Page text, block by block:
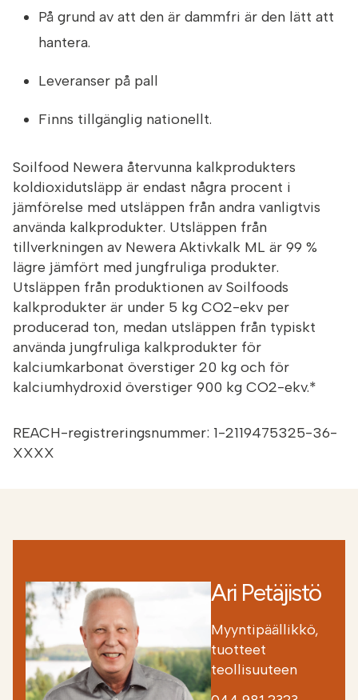
På grund av att den är dammfri är den lätt att
hantera.
Leveranser på pall
Finns tillgänglig nationellt.
Soilfood Newera återvunna kalkprodukters
koldioxidutsläpp är endast några procent i
jämförelse med utsläppen från andra vanligtvis
använda kalkprodukter. Utsläppen från
tillverkningen av Newera Aktivkalk ML är 99 %
lägre jämfört med jungfruliga produkter.
Utsläppen från produktionen av Soilfoods
kalkprodukter är under 5 kg CO2-ekv per
producerad ton, medan utsläppen från typiskt
använda jungfruliga kalkprodukter för
kalciumkarbonat överstiger 20 kg och för
kalciumhydroxid överstiger 900 kg CO2-ekv.*
REACH-registreringsnummer: 1-2119475325-36-
XXXX
Ari Petäjistö
Myyntipäällikkö,
tuotteet
teollisuuteen